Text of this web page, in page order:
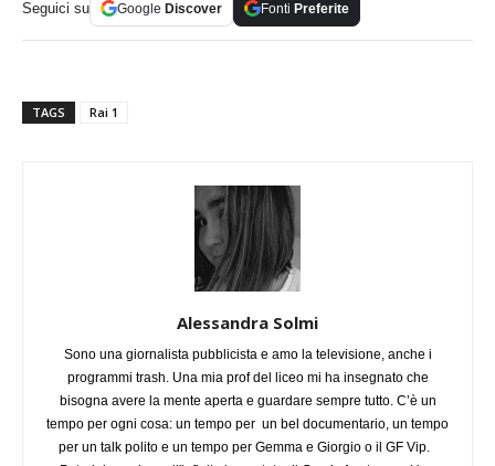
Seguici su Google Discover Fonti Preferite
TAGS Rai 1
Alessandra Solmi
Sono una giornalista pubblicista e amo la televisione, anche i
programmi trash. Una mia prof del liceo mi ha insegnato che
bisogna avere la mente aperta e guardare sempre tutto. C’è un
tempo per ogni cosa: un tempo per un bel documentario, un tempo
per un talk polito e un tempo per Gemma e Giorgio o il GF Vip.